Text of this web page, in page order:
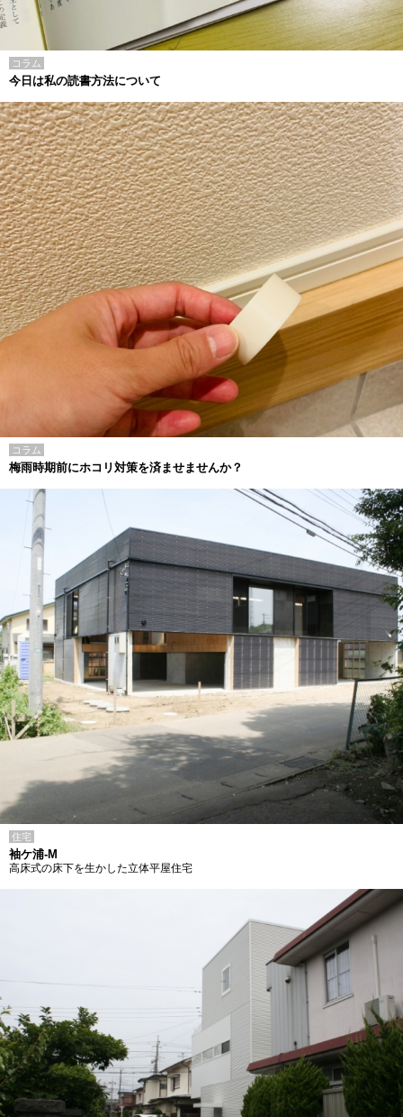
コラム
今日は私の読書方法について
コラム
梅雨時期前にホコリ対策を済ませませんか？
住宅
袖ケ浦-M
高床式の床下を生かした立体平屋住宅